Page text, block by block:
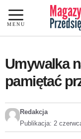
Przejdź
do
treści
MENU
Umywalka
pamiętać
Redakcja
Publikacja: 2